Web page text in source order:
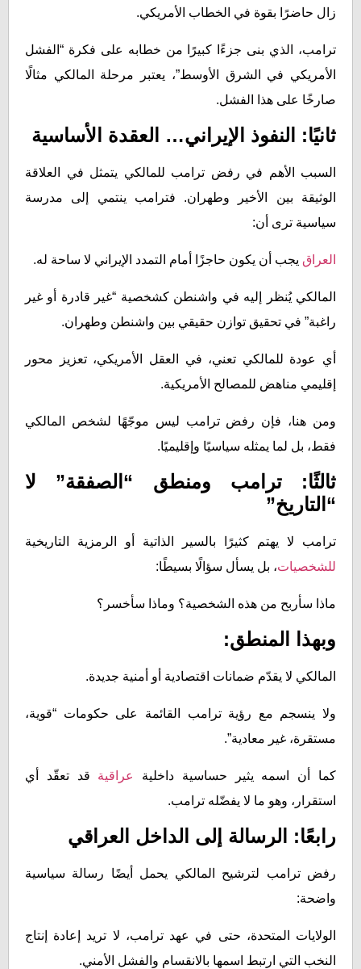
زال حاضرًا بقوة في الخطاب الأمريكي.
ترامب، الذي بنى جزءًا كبيرًا من خطابه على فكرة “الفشل
الأمريكي في الشرق الأوسط”، يعتبر مرحلة المالكي مثالًا
صارخًا على هذا الفشل.
ثانيًا: النفوذ الإيراني… العقدة الأساسية
السبب الأهم في رفض ترامب للمالكي يتمثل في العلاقة
الوثيقة بين الأخير وطهران. فترامب ينتمي إلى مدرسة
سياسية ترى أن:
العراق يجب أن يكون حاجزًا أمام التمدد الإيراني لا ساحة له.
المالكي يُنظر إليه في واشنطن كشخصية “غير قادرة أو غير
راغبة” في تحقيق توازن حقيقي بين واشنطن وطهران.
أي عودة للمالكي تعني، في العقل الأمريكي، تعزيز محور
إقليمي مناهض للمصالح الأمريكية.
ومن هنا، فإن رفض ترامب ليس موجّهًا لشخص المالكي
فقط، بل لما يمثله سياسيًا وإقليميًا.
ثالثًا: ترامب ومنطق “الصفقة” لا
“التاريخ”
ترامب لا يهتم كثيرًا بالسير الذاتية أو الرمزية التاريخية
للشخصيات، بل يسأل سؤالًا بسيطًا:
ماذا سأربح من هذه الشخصية؟ وماذا سأخسر؟
وبهذا المنطق:
المالكي لا يقدّم ضمانات اقتصادية أو أمنية جديدة.
ولا ينسجم مع رؤية ترامب القائمة على حكومات “قوية،
مستقرة، غير معادية”.
كما أن اسمه يثير حساسية داخلية عراقية قد تعقّد أي
استقرار، وهو ما لا يفضّله ترامب.
رابعًا: الرسالة إلى الداخل العراقي
رفض ترامب لترشيح المالكي يحمل أيضًا رسالة سياسية
واضحة:
الولايات المتحدة، حتى في عهد ترامب، لا تريد إعادة إنتاج
النخب التي ارتبط اسمها بالانقسام والفشل الأمني.